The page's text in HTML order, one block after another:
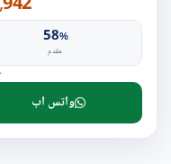
58%
مقدم
واتس اب